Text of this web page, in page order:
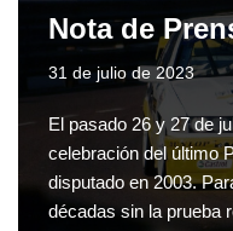
Nota de
31 de julio de 2023
El pasado 26 y 27 de
celebración del último
disputado en 2003.
décadas sin la